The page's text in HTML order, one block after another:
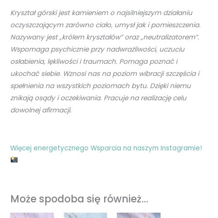
Kryształ górski jest kamieniem o najsilniejszym działaniu
oczyszczającym zarówno ciało, umysł jak i pomieszczenia.
Nazywany jest „królem kryształów” oraz „neutralizatorem”.
Wspomaga psychicznie przy nadwrażliwości, uczuciu
osłabienia, lękliwości i traumach. Pomaga poznać i
ukochać siebie. Wznosi nas na poziom wibracji szczęścia i
spełnienia na wszystkich poziomach bytu. Dzięki niemu
znikają osądy i oczekiwania. Pracuje na realizację celu
dowolnej afirmacji.
Więcej energetycznego Wsparcia na naszym Instagramie!
Może spodoba się również…
Zakres Zakres